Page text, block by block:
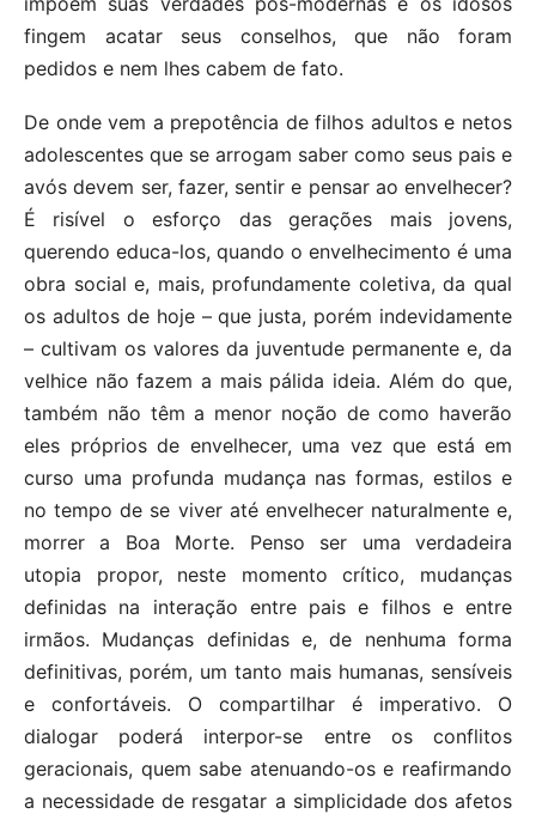
fingem acatar seus conselhos, que não foram
pedidos e nem lhes cabem de fato.
De onde vem a prepotência de filhos adultos e netos
adolescentes que se arrogam saber como seus pais e
avós devem ser, fazer, sentir e pensar ao envelhecer?
É risível o esforço das gerações mais jovens,
querendo educa-los, quando o envelhecimento é uma
obra social e, mais, profundamente coletiva, da qual
os adultos de hoje – que justa, porém indevidamente
– cultivam os valores da juventude permanente e, da
velhice não fazem a mais pálida ideia. Além do que,
também não têm a menor noção de como haverão
eles próprios de envelhecer, uma vez que está em
curso uma profunda mudança nas formas, estilos e
no tempo de se viver até envelhecer naturalmente e,
morrer a Boa Morte. Penso ser uma verdadeira
utopia propor, neste momento crítico, mudanças
definidas na interação entre pais e filhos e entre
irmãos. Mudanças definidas e, de nenhuma forma
definitivas, porém, um tanto mais humanas, sensíveis
e confortáveis. O compartilhar é imperativo. O
dialogar poderá interpor-se entre os conflitos
geracionais, quem sabe atenuando-os e reafirmando
a necessidade de resgatar a simplicidade dos afetos